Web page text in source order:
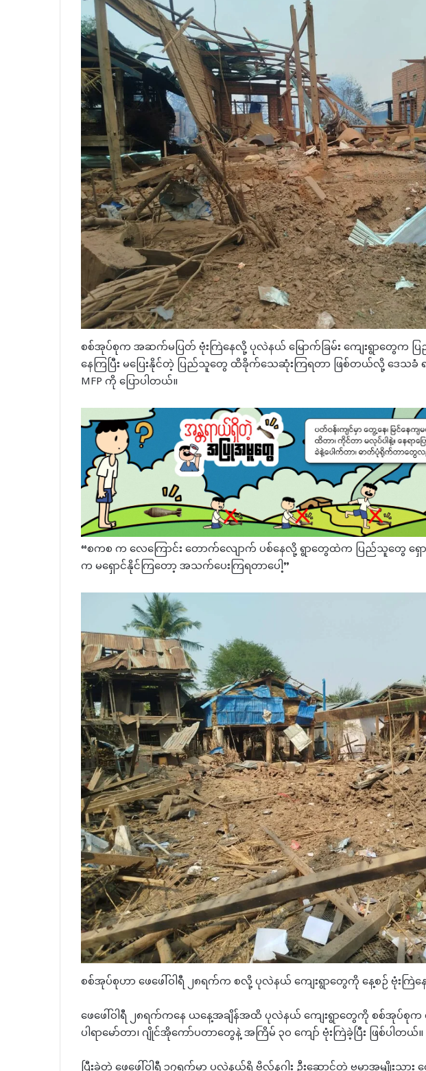
စစ်အုပ်စုက အဆက်မပြတ် ဗုံးကြဲနေလို့ ပုလဲနယ် မြောက်ခြမ်း ကျေးရွာတွေက ပ
နေကြပြီး မပြေးနိုင်တဲ့ ပြည်သူတွေ ထိခိုက်သေဆုံးကြရတာ ဖြစ်တယ်လို့ ဒေသခံ
MFP ကို ပြောပါတယ်။
“စကစ က လေကြောင်း တောက်လျောက် ပစ်နေလို့ ရွာတွေထဲက ပြည်သူတွေ
က မရှောင်နိုင်ကြတော့ အသက်ပေးကြရတာပေါ့”
စစ်အုပ်စုဟာ ဖေဖေါ်ဝါရီ ၂၈ရက်က စလို့ ပုလဲနယ် ကျေးရွာတွေကို နေ့စဉ် ဗုံးကြဲန
ဖေဖေါ်ဝါရီ ၂၈ရက်ကနေ ယနေ့အချိန်အထိ ပုလဲနယ် ကျေးရွာတွေကို စစ်အုပ်စု
ပါရာမော်တာ၊ ဂျိုင်အိုကော်ပတာတွေနဲ့ အကြိမ် ၃၀ ကျော် ဗုံးကြဲခဲ့ပြီး ဖြစ်ပါတယ်။